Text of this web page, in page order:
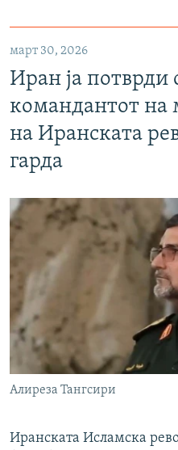
март 30, 2026
Иран ја потврди
командантот на
на Иранската
гарда
Алиреза Тангсири
Иранската Исламска